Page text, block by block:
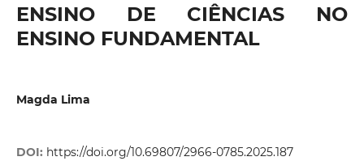
ENSINO DE CIÊNCIAS NO
ENSINO FUNDAMENTAL
Magda Lima
DOI: https://doi.org/10.69807/2966-0785.2025.187